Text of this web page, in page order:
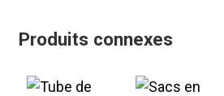
Produits connexes